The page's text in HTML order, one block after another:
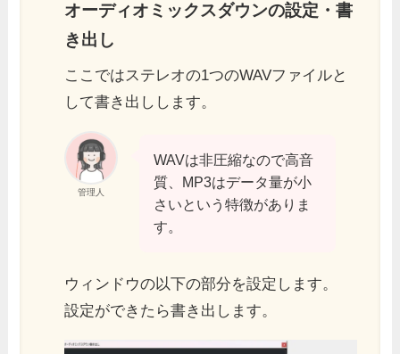
オーディオミックスダウンの設定・書
き出し
ここではステレオの1つのWAVファイルと
して書き出しします。
管理人
WAVは非圧縮なので高音
質、MP3はデータ量が小
さいという特徴がありま
す。
ウィンドウの以下の部分を設定します。
設定ができたら書き出します。